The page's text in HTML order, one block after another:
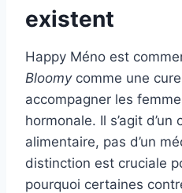
existent
Happy Méno est
Bloomycomme une
accompagner les
hormonale. Il s’agit d’un
alimentaire, pas d’un
distinction est cruciale
pourquoi certaines